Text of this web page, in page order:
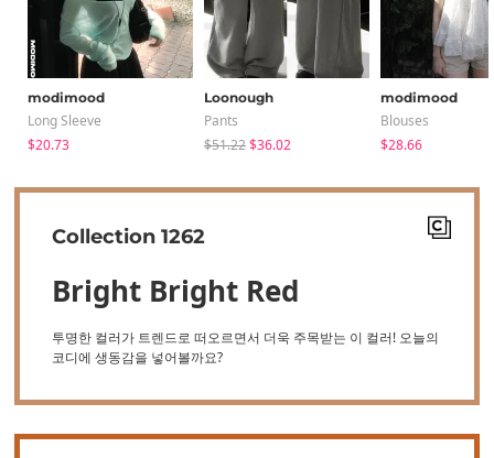
modimood
Long Sleeve
$20.73
Loonough
Pants
$51.22$36.02
modimood
Blouses
$28.66
Collection 1262
Bright Bright Red
투명한 컬러가 트렌드로 떠오르면서 더욱 주목받는 이 컬러! 오늘의
코디에 생동감을 넣어볼까요?